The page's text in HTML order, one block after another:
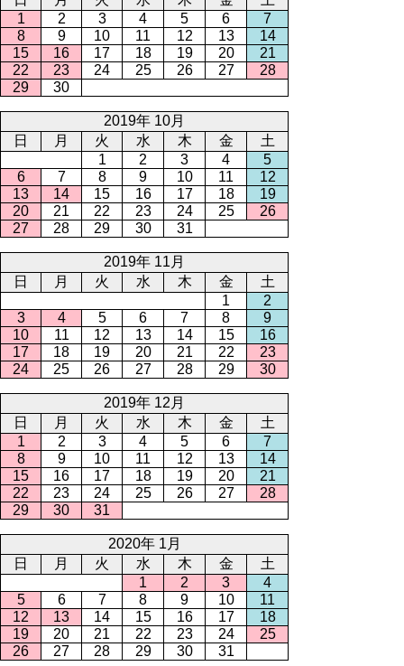
1
2 3 4 5 6
7
8
9 10 11 12 13
14
15
16 17 18 19 20
21
22
23 24 25 26 27
28
29
30
2019年 10月
日
月 火 水 木 金
土
1
2 3 4
5
6
7 8 9 10 11
12
13
14 15 16 17 18
19
20
21 22 23 24 25
26
27
28 29 30 31
2019年 11月
日
月 火 水 木 金
土
1
2
3
4 5 6 7 8
9
10
11 12 13 14 15
16
17
18 19 20 21 22
23
24
25 26 27 28 29 30
2019年 12月
日
月 火 水 木 金
土
1
2 3 4 5 6
7
8
9 10 11 12 13
14
15
16 17 18 19 20
21
22
23 24 25 26 27
28
29
30 31
2020年 1月
日
月 火 水 木 金
土
1
2 3
4
5
6 7 8 9 10
11
12
13 14 15 16 17
18
19
20 21 22 23 24
25
26
27 28 29 30 31